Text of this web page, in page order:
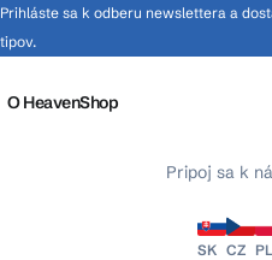
Prihláste sa k odberu newslettera a
tipov.
O HeavenShop
Pripoj sa k
SK CZ PL